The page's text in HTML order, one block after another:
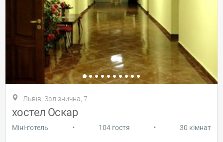
Львів, Залізнична, 7
хостел Оскар
Міні-готель • 104 гостя • 30 кімнат